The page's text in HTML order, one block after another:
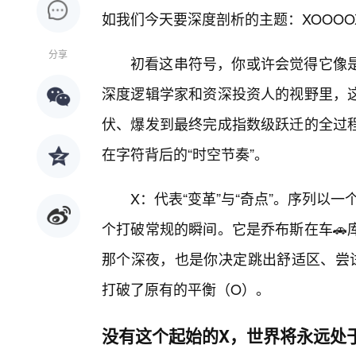
分享
如我们今天要深度剖析的主题：
初看这串符号，你或许会觉得它像
深度逻辑学家和资深投资人的视野里
伏、爆发到最终完成指数级跃迁的全
在字符背后的“时空节奏”。
X：代表“变革”与“奇点”。序列以
个打破常规的瞬间。它是乔布斯在车
那个深夜，也是你决定跳出舒适区、
打破了原有的平衡（O）。
没有这个起始的X，世界将永远处